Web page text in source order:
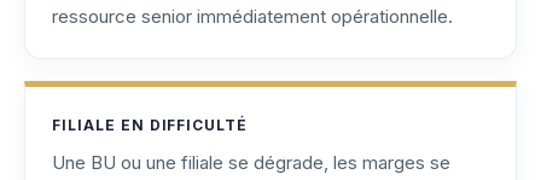
ressource senior immédiatement opérationnelle.
FILIALE EN DIFFICULTÉ
Une BU ou une filiale se dégrade, les marges se